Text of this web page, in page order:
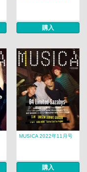
購入
MUSICA 2022年11月号
購入